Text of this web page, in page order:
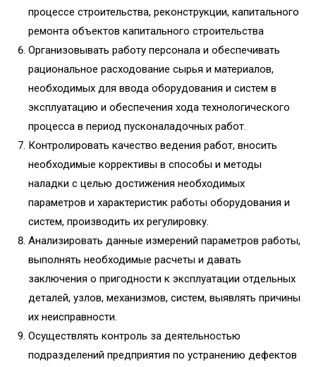
процессе строительства, реконструкции, капитального
ремонта объектов капитального строительства
Организовывать работу персонала и обеспечивать
рациональное расходование сырья и материалов,
необходимых для ввода оборудования и систем в
эксплуатацию и обеспечения хода технологического
процесса в период пусконаладочных работ.
Контролировать качество ведения работ, вносить
необходимые коррективы в способы и методы
наладки с целью достижения необходимых
параметров и характеристик работы оборудования и
систем, производить их регулировку.
Анализировать данные измерений параметров работы,
выполнять необходимые расчеты и давать
заключения о пригодности к эксплуатации отдельных
деталей, узлов, механизмов, систем, выявлять причины
их неисправности.
Осуществлять контроль за деятельностью
подразделений предприятия по устранению дефектов